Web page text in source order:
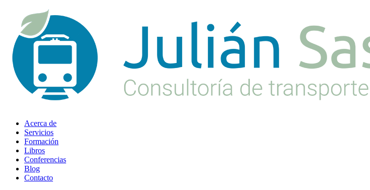
contenido
Acerca de
Servicios
Formación
Libros
Conferencias
Blog
Contacto